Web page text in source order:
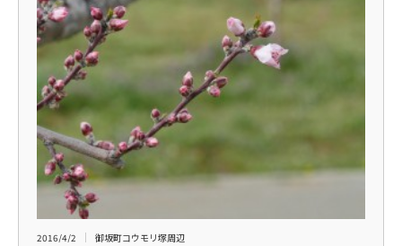
2016/4/2 御坂町コウモリ塚周辺